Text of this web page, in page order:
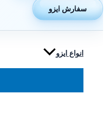
سفارش ایزو
انواع ایزو